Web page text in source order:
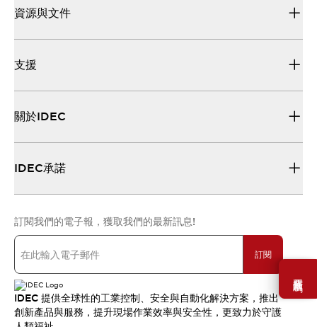
需要幫助嗎？
資源與文件
支援
關於IDEC
IDEC承諾
訂閱我們的電子報，獲取我們的最新訊息!
訂閱
IDEC 提供全球性的工業控制、安全與自動化解決方案，推出
創新產品與服務，提升現場作業效率與安全性，更致力於守護